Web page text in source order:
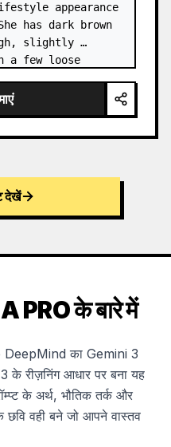
appearance
has dark brown
slightly
a few loose
देखें
PRO के बारे में
का Gemini 3
रीज़निंग आधार पर बना यह
के अर्थ, भौतिक तर्क और
छवि वही बने जो आपने वास्तव